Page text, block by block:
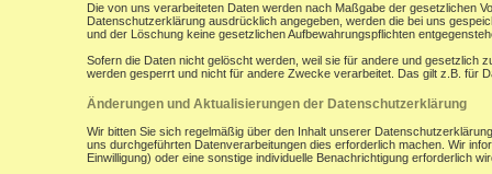
Die von uns verarbeiteten Daten werden nach Maßgabe der gesetzlichen
Datenschutzerklärung ausdrücklich angegeben, werden die bei uns
und der Löschung keine gesetzlichen Aufbewahrungspflichten
Sofern die Daten nicht gelöscht werden, weil sie für andere und gesetzlich
werden gesperrt und nicht für andere Zwecke verarbeitet. Das gilt z.B. für
Änderungen und Aktualisierungen der Datenschutzerklärung
Wir bitten Sie sich regelmäßig über den Inhalt unserer
uns durchgeführten Datenverarbeitungen dies erforderlich machen. Wir
Einwilligung) oder eine sonstige individuelle Benachrichtigung erforderlich